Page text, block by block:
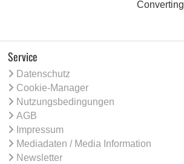
Converting
Service
Datenschutz
Cookie-Manager
Nutzungsbedingungen
AGB
Impressum
Mediadaten / Media Information
Newsletter